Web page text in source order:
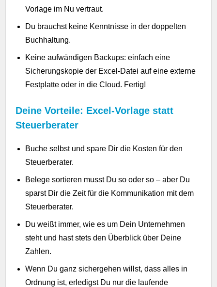
Vorlage im Nu vertraut.
Du brauchst keine Kenntnisse in der doppelten
Buchhaltung.
Keine aufwändigen Backups: einfach eine
Sicherungskopie der Excel-Datei auf eine externe
Festplatte oder in die Cloud. Fertig!
Deine Vorteile: Excel-Vorlage statt
Steuerberater
Buche selbst und spare Dir die Kosten für den
Steuerberater.
Belege sortieren musst Du so oder so – aber Du
sparst Dir die Zeit für die Kommunikation mit dem
Steuerberater.
Du weißt immer, wie es um Dein Unternehmen
steht und hast stets den Überblick über Deine
Zahlen.
Wenn Du ganz sichergehen willst, dass alles in
Ordnung ist, erledigst Du nur die laufende